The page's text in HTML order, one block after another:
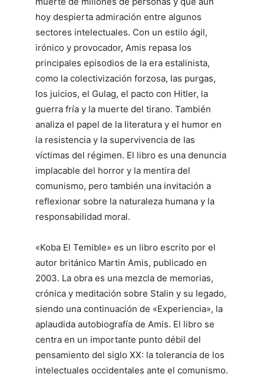
hoy despierta admiración entre algunos
sectores intelectuales. Con un estilo ágil,
irónico y provocador, Amis repasa los
principales episodios de la era estalinista,
como la colectivización forzosa, las purgas,
los juicios, el Gulag, el pacto con Hitler, la
guerra fría y la muerte del tirano. También
analiza el papel de la literatura y el humor en
la resistencia y la supervivencia de las
víctimas del régimen. El libro es una denuncia
implacable del horror y la mentira del
comunismo, pero también una invitación a
reflexionar sobre la naturaleza humana y la
responsabilidad moral.
«Koba El Temible» es un libro escrito por el
autor británico Martin Amis, publicado en
2003. La obra es una mezcla de memorias,
crónica y meditación sobre Stalin y su legado,
siendo una continuación de «Experiencia», la
aplaudida autobiografía de Amis. El libro se
centra en un importante punto débil del
pensamiento del siglo XX: la tolerancia de los
intelectuales occidentales ante el comunismo.